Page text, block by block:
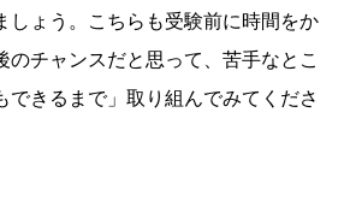
しょう。こちらも受験前に時間をか
のチャンスだと思って、苦手なとこ
できるまで」取り組んでみてくださ